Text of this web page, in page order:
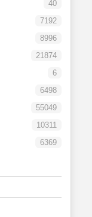
40
7192
8996
21874
6
6498
55049
10311
6369